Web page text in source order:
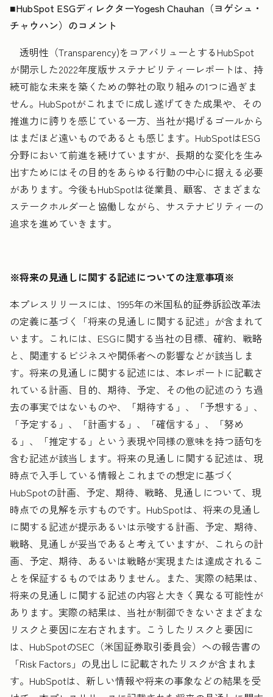
■HubSpot ESGディレクターYogesh Chauhan（ヨゲシュ・
チャウハン）のコメント
透明性（Transparency)をコアバリューとするHubSpot
が開示した2022年度版サステナビリティーレポートは、持
続可能な未来を築くための弊社の取り組みの1つに過ぎま
せん。HubSpotがこれまでに成し遂げてきた成果や、その
推進力に誇りを感じている一方、当社が掲げるゴールから
はまだほど遠いものであるとも感じます。HubSpotはESG
分野において前進を続けていますが、長期的な変化を生み
出すためにはその目的をあらゆる行動の中心に据える必要
があります。今後もHubSpotは従業員、顧客、さまざまな
ステークホルダーと協働しながら、サステナビリティーの
追求を進めていきます。
※将来の見通しに関する記述についての注意事項※
本プレスリリースには、1995年の米国私的証券訴訟改革法
の定義に基づく「将来の見通しに関する記述」が含まれて
います。これには、ESGに関する当社の目標、確約、戦略
と、関連するビジネスや関係者への影響などが該当しま
す。将来の見通しに関する記述には、本レポートに記載さ
れている計画、目的、期待、予定、その他の記述のうち過
去の事実ではないものや、「期待する」、「予想する」、
「予定する」、「計画する」、「確信する」、「努め
る」、「推定する」という表現や同様の意味を持つ語句を
含む記述が該当します。将来の見通しに関する記述は、現
時点で入手している情報とこれまでの想定に基づく
HubSpotの計画、予定、期待、戦略、見通しについて、現
時点での見解を示すものです。HubSpotは、将来の見通し
に関する記述が提示あるいは示唆する計画、予定、期待、
戦略、見通しが妥当であると考えていますが、これらの計
画、予定、期待、あるいは戦略が実現または達成されるこ
とを保証するものではありません。また、実際の結果は、
将来の見通しに関する記述の内容と大きく異なる可能性が
あります。実際の結果は、当社が制御できないさまざまな
リスクと要因に左右されます。こうしたリスクと要因に
は、HubSpotのSEC（米国証券取引委員会）への報告書の
「Risk Factors」の見出しに記載されたリスクが含まれま
す。HubSpotは、新しい情報や将来の事象などの結果を受